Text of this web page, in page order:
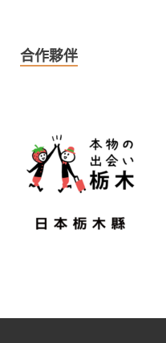
合作夥伴